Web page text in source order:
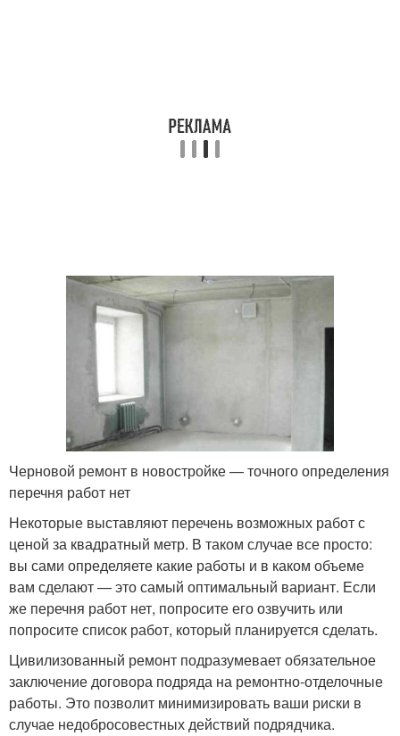
Черновой ремонт в новостройке — точного определения
перечня работ нет
Некоторые выставляют перечень возможных работ с
ценой за квадратный метр. В таком случае все просто:
вы сами определяете какие работы и в каком объеме
вам сделают — это самый оптимальный вариант. Если
же перечня работ нет, попросите его озвучить или
попросите список работ, который планируется сделать.
Цивилизованный ремонт подразумевает обязательное
заключение договора подряда на ремонтно-отделочные
работы. Это позволит минимизировать ваши риски в
случае недобросовестных действий подрядчика.